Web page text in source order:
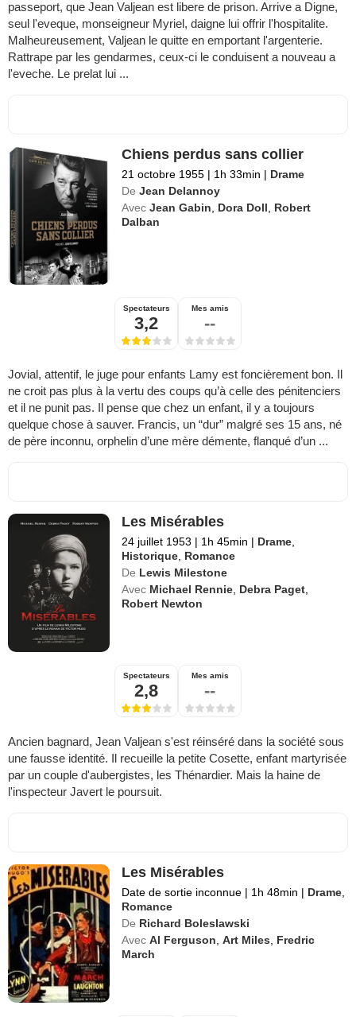
passeport, que Jean Valjean est libere de prison. Arrive a Digne,
seul l'eveque, monseigneur Myriel, daigne lui offrir l'hospitalite.
Malheureusement, Valjean le quitte en emportant l'argenterie.
Rattrape par les gendarmes, ceux-ci le conduisent a nouveau a
l'eveche. Le prelat lui ...
Chiens perdus sans collier
21 octobre 1955 | 1h 33min | Drame
De Jean Delannoy
Avec Jean Gabin Dora Doll
Robert
Dalban
Spectateurs
3,2
Mes amis
--
Jovial, attentif, le juge pour enfants Lamy est foncièrement bon. Il
ne croit pas plus à la vertu des coups qu’à celle des pénitenciers
et il ne punit pas. Il pense que chez un enfant, il y a toujours
quelque chose à sauver. Francis, un “dur” malgré ses 15 ans, né
de père inconnu, orphelin d’une mère démente, flanqué d’un ...
Les Misérables
24 juillet 1953 | 1h 45min | Drame
Historique Romance
De Lewis Milestone
Avec Michael Rennie Debra Paget
Robert Newton
Spectateurs
2,8
Mes amis
--
Ancien bagnard, Jean Valjean s'est réinséré dans la société sous
une fausse identité. Il recueille la petite Cosette, enfant martyrisée
par un couple d'aubergistes, les Thénardier. Mais la haine de
l'inspecteur Javert le poursuit.
Les Misérables
Date de sortie inconnue | 1h 48min | Drame
Romance
De Richard Boleslawski
Avec Al Ferguson ,Art Miles
Fredric
March